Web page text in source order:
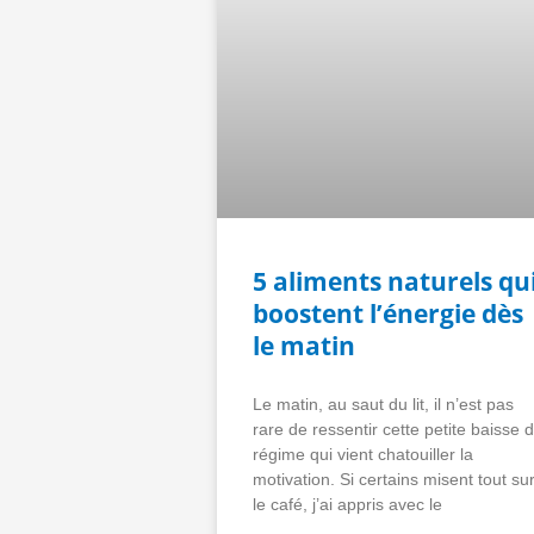
5 aliments naturels
boostent l’énergie dès
le matin
Le matin, au saut du lit, il n’est pas
rare de ressentir cette petite baisse
régime qui vient chatouiller la
motivation. Si certains misent tout sur
le café, j’ai appris avec le